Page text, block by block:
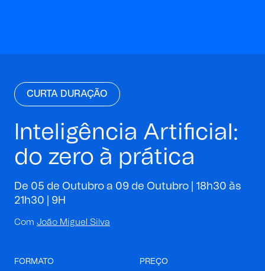
CURTA DURAÇÃO
Inteligência Artificial:
do zero à prática
De 05 de Outubro a 09 de Outubro | 18h30 às
21h30 | 9H
Com João Miguel Silva
FORMATO PREÇO